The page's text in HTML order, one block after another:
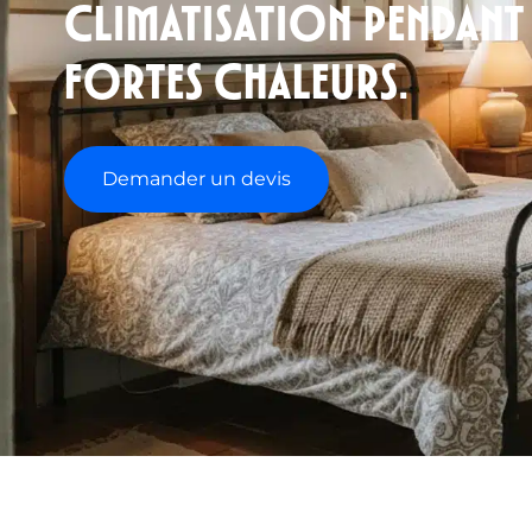
climatisation pendant
fortes chaleurs.
Demander un devis